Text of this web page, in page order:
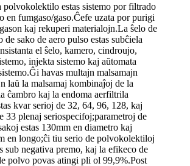
polvokolektilo estas sistemo por filtrado
en fumgaso/gaso.Ĉefe uzata por purigi
kaj rekuperi materialojn.La ŝelo de
sako de aero pulso estas subĉiela
el ŝelo, kamero, cindroujo,
injekta sistemo kaj aŭtomata
havas multajn malsamajn
laŭ la malsamaj kombinaĵoj de la
ĉambro kaj la endoma aerfiltrila
kvar serioj de 32, 64, 96, 128, kaj
33 plenaj seriospecifoj;parametroj de
estas 130mm en diametro kaj
en longo;ĉi tiu serio de polvokolektiloj
sub negativa premo, kaj la efikeco de
polvo povas atingi pli ol 99,9%.Post